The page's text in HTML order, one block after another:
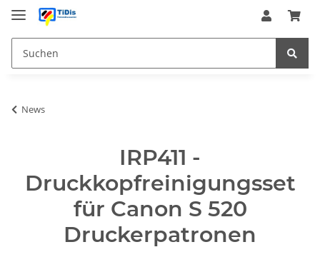
News
IRP411 -
Druckkopfreinigungsset
für Canon S 520
Druckerpatronen